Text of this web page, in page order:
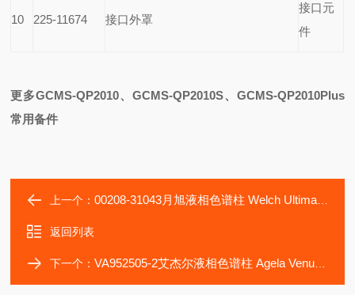
10 225-11674 接口外罩
接口元
件
更多GCMS-QP2010、GCMS-QP2010S、GCMS-QP2010Plus
常用备件
上一个：00208-31043月旭液相色谱柱 Welch Ultimate LP-C18
返回列表
下一个：VA952505-2艾杰尔液相色谱柱 Agela Venusil MP C18（2）